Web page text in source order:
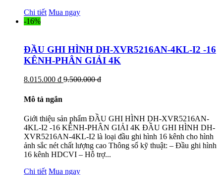
Chi tiết Mua ngay
-16%
ĐẦU GHI HÌNH DH-XVR5216AN-4KL-I2 -16
KÊNH-PHÂN GIẢI 4K
8.015.000 đ 9.500.000 đ
Mô tả ngắn
Giới thiệu sản phẩm ĐẦU GHI HÌNH DH-XVR5216AN-
4KL-I2 -16 KÊNH-PHÂN GIẢI 4K ĐẦU GHI HÌNH DH-
XVR5216AN-4KL-I2 là loại đầu ghi hình 16 kênh cho hình
ảnh sắc nét chất lượng cao Thông số kỹ thuật: – Đầu ghi hình
16 kênh HDCVI – Hỗ trợ...
Chi tiết Mua ngay